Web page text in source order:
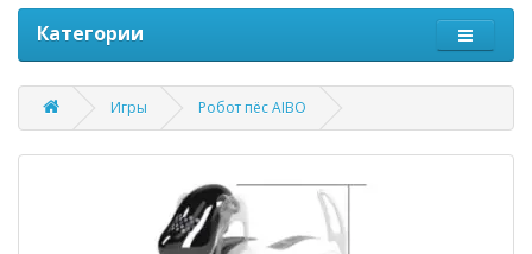
Категории
Игры Робот пёс AIBO